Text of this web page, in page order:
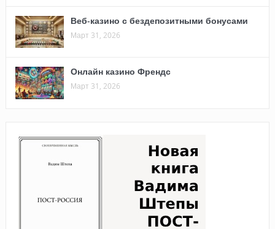
Веб-казино с бездепозитными бонусами
Март 31, 2026
Онлайн казино Френдс
Март 31, 2026